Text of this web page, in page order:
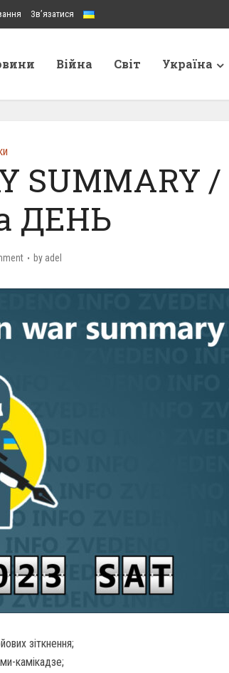
Зв’язатися
Війна Світ Україна
SUMMARY /
ДЕНЬ
by adel
зіткнення;
камікадзе;